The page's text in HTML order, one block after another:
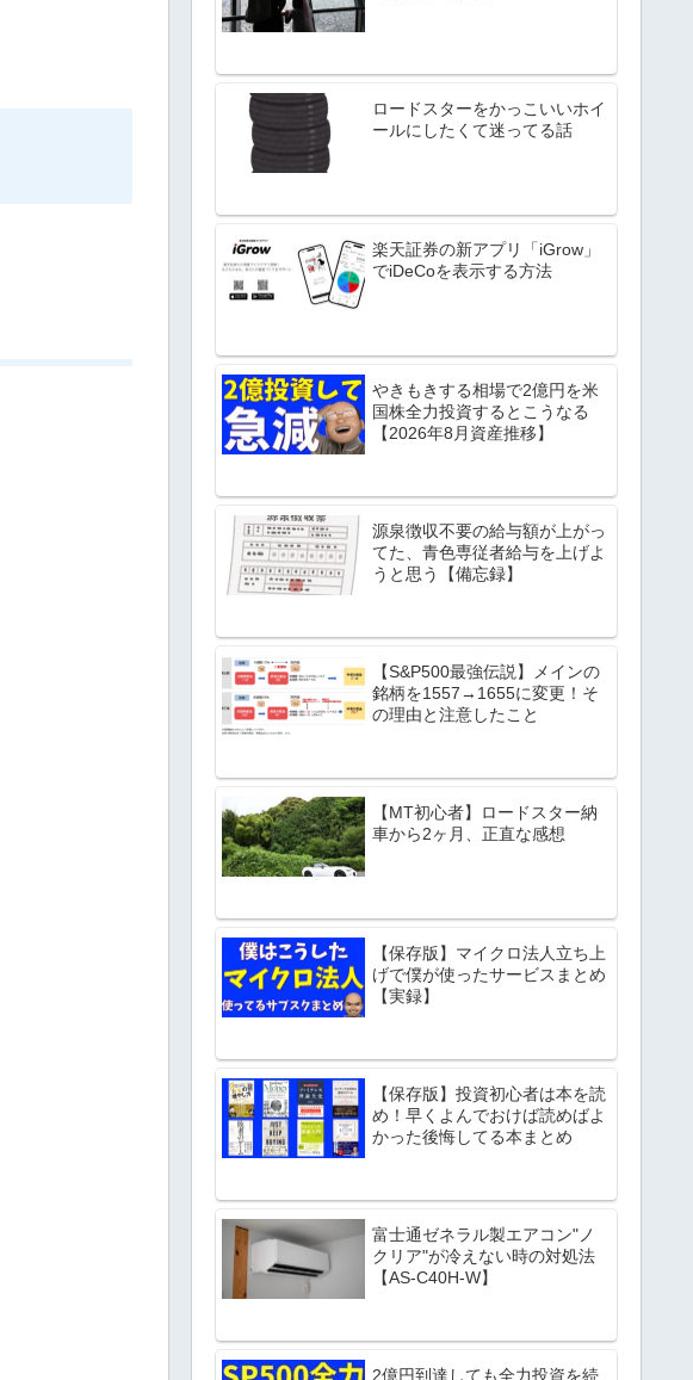
ロードスターをかっこいいホイ
ールにしたくて迷ってる話
楽天証券の新アプリ「iGrow」
でiDeCoを表示する方法
やきもきする相場で2億円を米
国株全力投資するとこうなる
【2026年8月資産推移】
源泉徴収不要の給与額が上がっ
てた、青色専従者給与を上げよ
うと思う【備忘録】
【S&P500最強伝説】メインの
銘柄を1557→1655に変更！そ
の理由と注意したこと
【MT初心者】ロードスター納
車から2ヶ月、正直な感想
【保存版】マイクロ法人立ち上
げで僕が使ったサービスまとめ
【実録】
【保存版】投資初心者は本を読
め！早くよんでおけば読めばよ
かった後悔してる本まとめ
富士通ゼネラル製エアコン"ノ
クリア"が冷えない時の対処法
【AS-C40H-W】
2億円到達しても全力投資を続